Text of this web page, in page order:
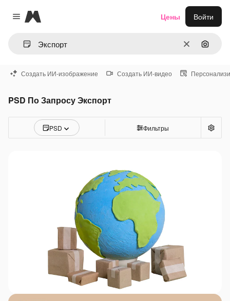
Close menu
Magnific
ОчиститьПоиск
Цены Войти
Создать ИИ-изображение Создать ИИ-видео
PSD По Запросу Экспорт
PSD Фильтры